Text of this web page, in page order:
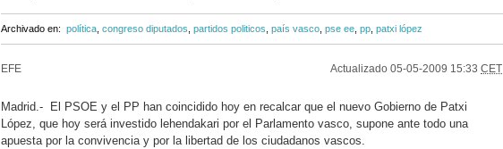
Archivado en: política congreso diputados partidos politicos país vasco pse ee pp patxi lópez
EFE Actualizado 05-05-2009 15:33 CET
Madrid.- El PSOE y el PP han coincidido hoy en recalcar que el nuevo Gobierno de Patxi
López, que hoy será investido lehendakari por el Parlamento vasco, supone ante todo una
apuesta por la convivencia y por la libertad de los ciudadanos vascos.